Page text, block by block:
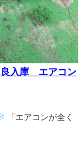
入庫 エアコン
「エアコンが全く